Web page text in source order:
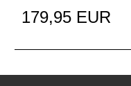
179,95 EUR